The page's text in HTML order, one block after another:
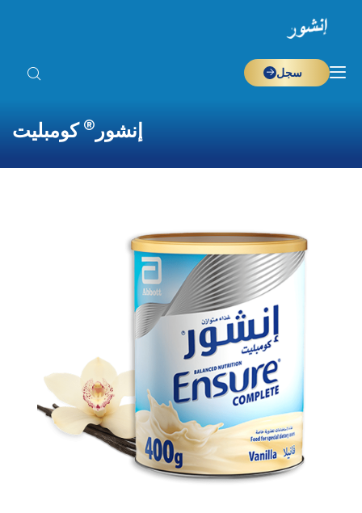
سجل
إنشور ® كومبليت